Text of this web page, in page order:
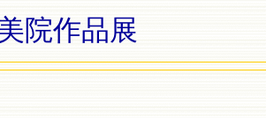
院作品展